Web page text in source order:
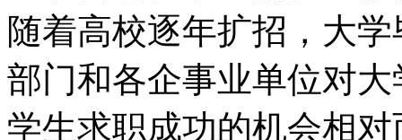
随着高校逐年扩招，大
部门和各企事业单位对
学生求职成功的机会相